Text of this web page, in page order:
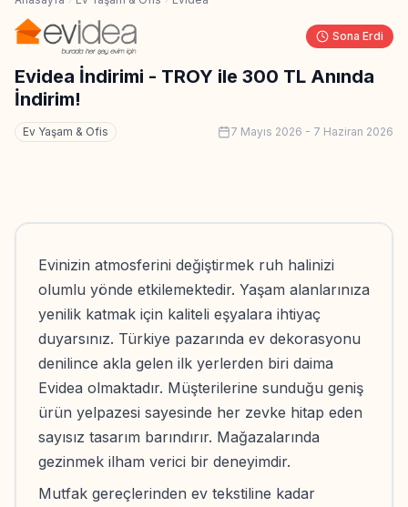
Sona Erdi
Evidea İndirimi - TROY ile 300 TL Anında
İndirim!
Ev Yaşam & Ofis 7 Mayıs 2026 - 7 Haziran 2026
Evinizin atmosferini değiştirmek ruh halinizi
olumlu yönde etkilemektedir. Yaşam alanlarınıza
yenilik katmak için kaliteli eşyalara ihtiyaç
duyarsınız. Türkiye pazarında ev dekorasyonu
denilince akla gelen ilk yerlerden biri daima
Evidea olmaktadır. Müşterilerine sunduğu geniş
ürün yelpazesi sayesinde her zevke hitap eden
sayısız tasarım barındırır. Mağazalarında
gezinmek ilham verici bir deneyimdir.
Mutfak gereçlerinden ev tekstiline kadar